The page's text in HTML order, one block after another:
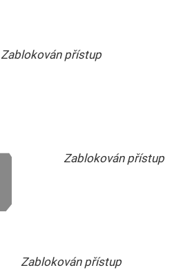
Zablokován přístup
Zablokován přístup
Zablokován přístup